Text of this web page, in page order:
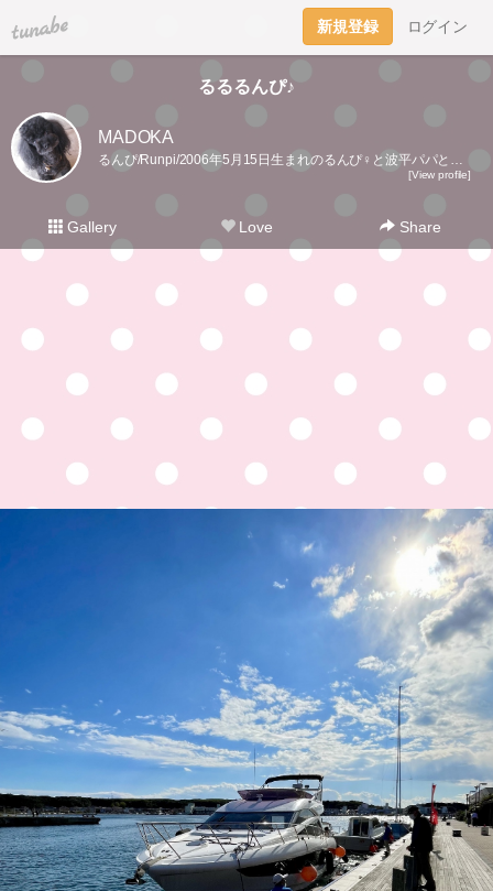
tuna.be 新規登録 ログイン
るるるんぴ♪
MADOKA
るんぴ/Runpi/2006年5月15日生まれのるんぴ♀と波平パパと過ごすのんびり日記2021年12月11日るんぴお空組🌈15年7ヶ月ありがとー！
[View profile]
Gallery Love Share